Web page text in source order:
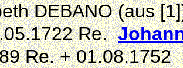
DEBANO (aus
Re.
Re. + 01.08.1752